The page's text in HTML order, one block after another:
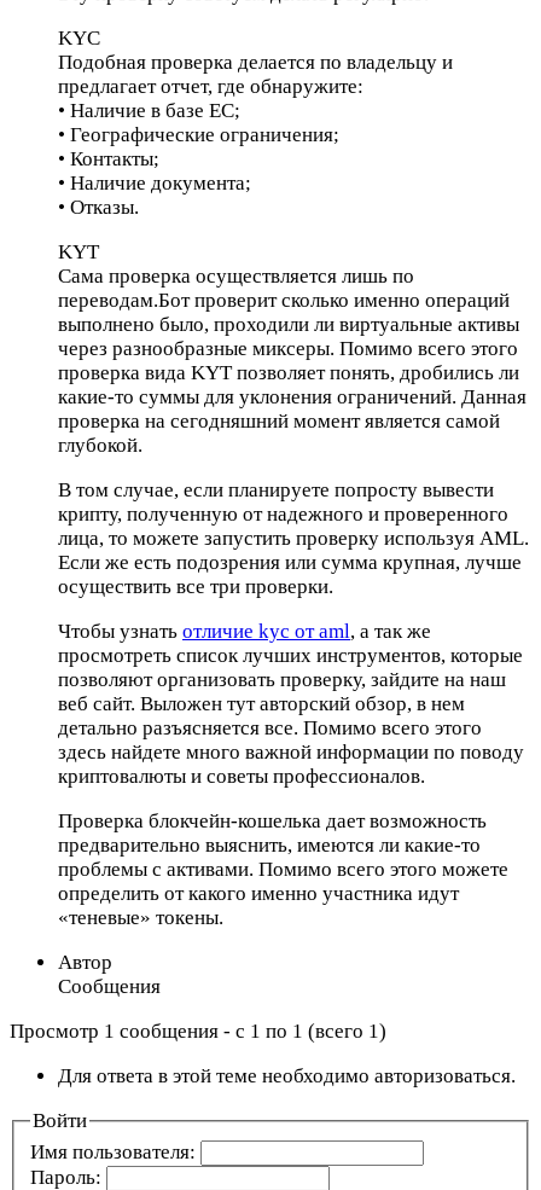
KYC
Подобная проверка делается по владельцу и
предлагает отчет, где обнаружите:
• Наличие в базе ЕС;
• Географические ограничения;
• Контакты;
• Наличие документа;
• Отказы.
KYT
Сама проверка осуществляется лишь по
переводам.Бот проверит сколько именно операций
выполнено было, проходили ли виртуальные активы
через разнообразные миксеры. Помимо всего этого
проверка вида KYT позволяет понять, дробились ли
какие-то суммы для уклонения ограничений. Данная
проверка на сегодняшний момент является самой
глубокой.
В том случае, если планируете попросту вывести
крипту, полученную от надежного и проверенного
лица, то можете запустить проверку используя AML.
Если же есть подозрения или сумма крупная, лучше
осуществить все три проверки.
Чтобы узнать отличие kyc от aml, а так же
просмотреть список лучших инструментов, которые
позволяют организовать проверку, зайдите на наш
веб сайт. Выложен тут авторский обзор, в нем
детально разъясняется все. Помимо всего этого
здесь найдете много важной информации по поводу
криптовалюты и советы профессионалов.
Проверка блокчейн-кошелька дает возможность
предварительно выяснить, имеются ли какие-то
проблемы с активами. Помимо всего этого можете
определить от какого именно участника идут
«теневые» токены.
Автор
Сообщения
Просмотр 1 сообщения - с 1 по 1 (всего 1)
Для ответа в этой теме необходимо авторизоваться.
Войти
Имя пользователя:
Пароль: